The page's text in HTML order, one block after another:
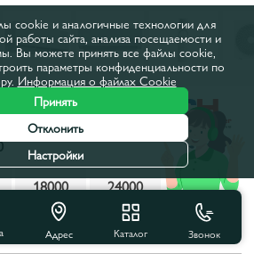
18000
24000
С этим товаром покупают
Адрес Каталог Звонок
cookie и аналогичные технологии для
работы сайта, анализа посещаемости и
Вы можете принять все файлы cookie,
параметры конфиденциальности по
Информация о файлах Cookie
Принять
Отклонить
Настройки